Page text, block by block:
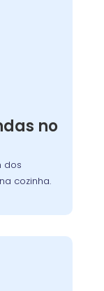
no
dos
cozinha.
como
lo com
no